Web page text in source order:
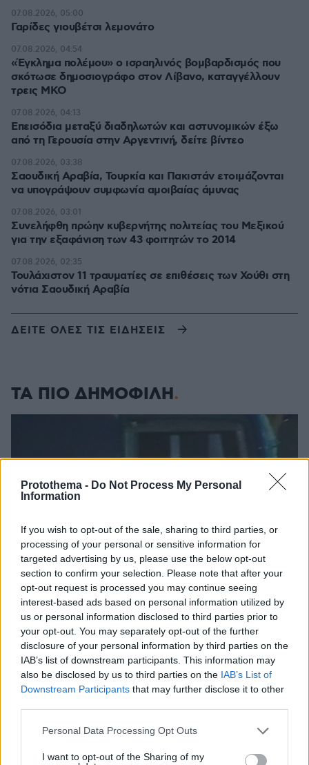
Protothema - Do Not Process My Personal
Information
If you wish to opt-out of the sale, sharing to third parties, or
processing of your personal or sensitive information for
targeted advertising by us, please use the below opt-out
section to confirm your selection. Please note that after your
opt-out request is processed you may continue seeing
interest-based ads based on personal information utilized by
us or personal information disclosed to third parties prior to
your opt-out. You may separately opt-out of the further
disclosure of your personal information by third parties on the
IAB’s list of downstream participants. This information may
also be disclosed by us to third parties on the IAB’s List of
Downstream Participants that may further disclose it to other
Please note that this website/app uses one or more Google
not limited to your visit or usage behaviour. You may click to
Personal Data Processing Opt Outs
I want to opt-out of the Sharing of my
Γαρίδες γιουβέτσι λεμονάτο
07.08.2026, 05:00
«Έγκλημα πολέμου» ο ισραηλινός βομβαρδισμός που
σκότωσε δημοσιογράφο στον Λίβανο, καταγγέλλουν
τρεις ΜΚΟ
07.08.2026, 04:54
Επεισόδια μεταξύ διαδηλωτών και αστυνομικών έξω
από τη Γερουσία στην Αργεντινή, δείτε βίντεο
07.08.2026, 04:13
Σαουδική Αραβία, Τουρκία και Πακιστάν ετοιμάζονται
να υπογράψουν συμφωνία αμοιβαίας άμυνας
07.08.2026, 03:38
Συνελήφθη πρώην κυβερνήτης πολιτείας του Μεξικού
για την εξαφάνιση των 43 φοιτητών το 2014
07.08.2026, 03:01
Τουλάχιστον 11 τραυματίες σε επιθέσεις των Χούθι στη
νότια Σαουδική Αραβία
07.08.2026, 02:35
ΔΕΙΤΕ ΟΛΕΣ ΤΙΣ ΕΙΔΗΣΕΙΣ
ΤΑ ΠΙΟ ΔΗΜΟΦΙΛΗ
Στη ΓΑΔΑ κρατείται η 46χρονη που κατηγορείται
φωτογραφίες